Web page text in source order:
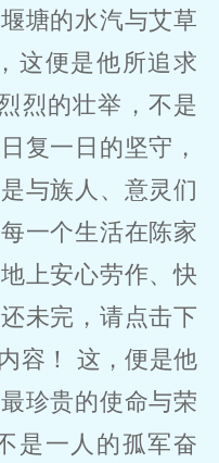
塘的水汽与艾草
这便是他所追求
烈的壮举，不是
复一日的坚守，
与族人、意灵们
一个生活在陈家
上安心劳作、快
未完，请点击下
容！ 这，便是他
珍贵的使命与荣
是一人的孤军奋